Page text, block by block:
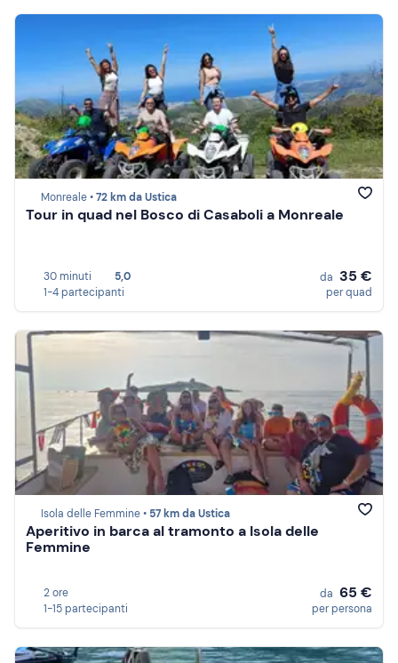
Monreale •72 km da Ustica
Tour in quad nel Bosco di Casaboli a Monreale
30 minuti
5,0
1-4 partecipanti
da 35 €
per quad
Isola delle Femmine • 57 km da Ustica
Aperitivo in barca al tramonto a Isola delle
Femmine
2 ore
1-15 partecipanti
da 65 €
per persona